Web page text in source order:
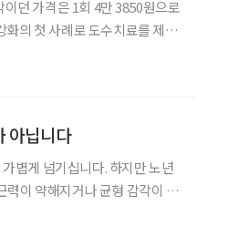
던 가격은 1회 4만 3850원으로
의 첫 사례로 도수치료를 제도
아닙니다
볍게 넘기십니다. 하지만 노년
력이 약해지거나 균형 감각이 떨